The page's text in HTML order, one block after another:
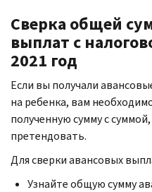
Сверка общей
выплат с
2021 год
Если вы получали
на ребенка, вам
полученную сумму с
претендовать.
Для сверки авансовых
Узнайте общую сумму